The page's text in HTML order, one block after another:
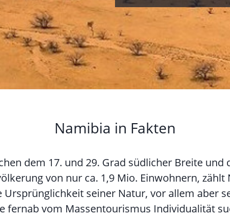
Namibia in Fakten
dem 17. und 29. Grad südlicher Breite und
von nur ca. 1,9 Mio. Einwohnern,
Ursprünglichkeit seiner Natur, vor allem aber
fernab vom Massentourismus Individualität